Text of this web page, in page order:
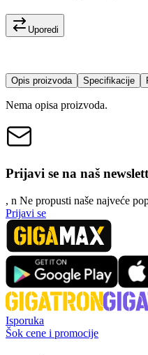
Uporedi
Opis proizvoda Specifikacije
Nema opisa proizvoda.
Prijavi se na naš
, n Ne propusti naše najveće
Prijavi se
Isporuka
Šok cene i promocije